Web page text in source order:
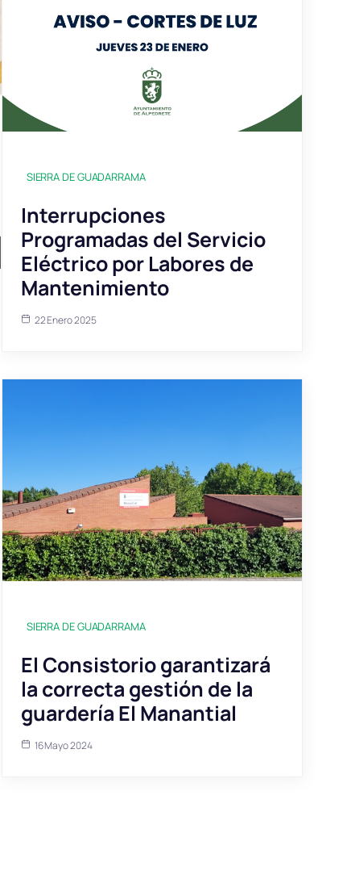
SIERRA DE GUADARRAMA
Interrupciones
Programadas del Servicio
Eléctrico por Labores de
Mantenimiento
22 Enero 2025
SIERRA DE GUADARRAMA
El Consistorio garantizará
la correcta gestión de la
guardería El Manantial
16 Mayo 2024